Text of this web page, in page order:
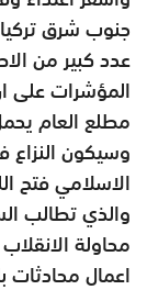
عدد كبير من
المؤشرات على
مطلع العام
وسيكون
الاسلامي فتح
والذي تطالب
اعمال محادثات